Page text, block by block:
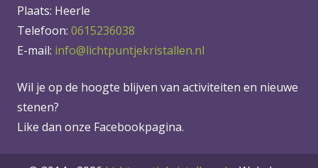
Plaats: Heerle
Telefoon: 0615236038
E-mail: info@lichtpuntjekristallen.nl
Wil je op de hoogte blijven van activiteiten en nieuwe
stenen?
Like dan onze Facebookpagina.